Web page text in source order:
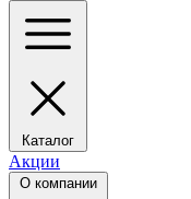
Каталог
Акции
О компании